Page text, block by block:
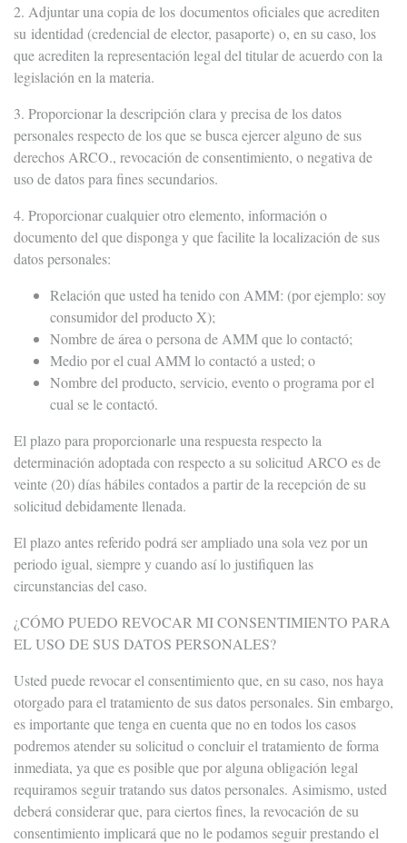
2. Adjuntar una copia de los documentos oficiales que acrediten
su identidad (credencial de elector, pasaporte) o, en su caso, los
que acrediten la representación legal del titular de acuerdo con la
legislación en la materia.
3. Proporcionar la descripción clara y precisa de los datos
personales respecto de los que se busca ejercer alguno de sus
derechos ARCO., revocación de consentimiento, o negativa de
uso de datos para fines secundarios.
4. Proporcionar cualquier otro elemento, información o
documento del que disponga y que facilite la localización de sus
datos personales:
Relación que usted ha tenido con AMM: (por ejemplo: soy
consumidor del producto X);
Nombre de área o persona de AMM que lo contactó;
Medio por el cual AMM lo contactó a usted; o
Nombre del producto, servicio, evento o programa por el
cual se le contactó.
El plazo para proporcionarle una respuesta respecto la
determinación adoptada con respecto a su solicitud ARCO es de
veinte (20) días hábiles contados a partir de la recepción de su
solicitud debidamente llenada.
El plazo antes referido podrá ser ampliado una sola vez por un
periodo igual, siempre y cuando así lo justifiquen las
circunstancias del caso.
¿CÓMO PUEDO REVOCAR MI CONSENTIMIENTO PARA
EL USO DE SUS DATOS PERSONALES?
Usted puede revocar el consentimiento que, en su caso, nos haya
otorgado para el tratamiento de sus datos personales. Sin embargo,
es importante que tenga en cuenta que no en todos los casos
podremos atender su solicitud o concluir el tratamiento de forma
inmediata, ya que es posible que por alguna obligación legal
requiramos seguir tratando sus datos personales. Asimismo, usted
deberá considerar que, para ciertos fines, la revocación de su
consentimiento implicará que no le podamos seguir prestando el